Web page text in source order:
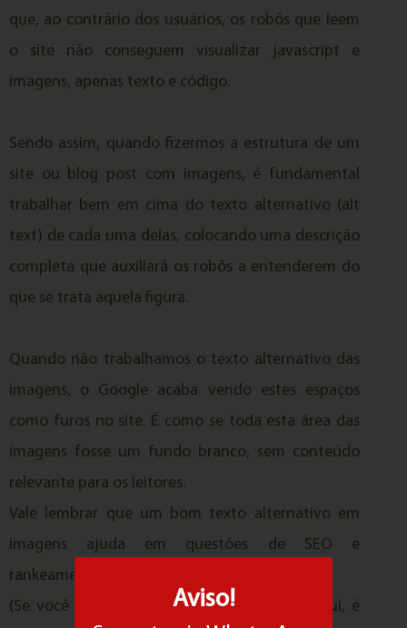
Aviso!
que, ao contrário dos usuários, os robôs que leem
o site não conseguem visualizar javascript e
imagens, apenas texto e código.
Sendo assim, quando fizermos a estrutura de um
site ou blog post com imagens, é fundamental
trabalhar bem em cima do texto alternativo (alt
text) de cada uma delas, colocando uma descrição
completa que auxiliará os robôs a entenderem do
que se trata aquela figura.
Quando não trabalhamos o texto alternativo das
imagens, o Google acaba vendo estes espaços
como furos no site. É como se toda esta área das
imagens fosse um fundo branco, sem conteúdo
relevante para os leitores.
Vale lembrar que um bom texto alternativo em
imagens ajuda em questões de SEO e
rankeamento!
(Se você clicou para começar a ouvir por aqui, é